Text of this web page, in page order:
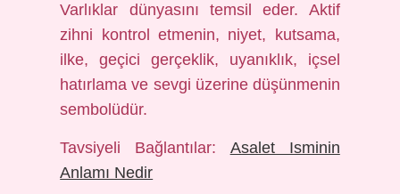
Varlıklar dünyasını temsil eder. Aktif
zihni kontrol etmenin, niyet, kutsama,
ilke, geçici gerçeklik, uyanıklık, içsel
hatırlama ve sevgi üzerine düşünmenin
sembolüdür.
Tavsiyeli Bağlantılar: Asalet Isminin
Anlamı Nedir